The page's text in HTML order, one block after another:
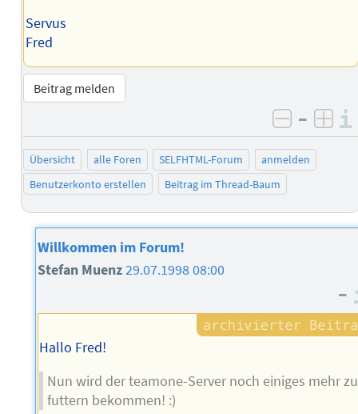
Servus
Fred
Beitrag melden
negativ
–
Übersicht alle Foren SELFHTML-Forum
anmelden
Benutzerkonto erstellen
Beitrag im Thread-Baum
Willkommen im Forum!
Stefan Muenz29.07.1998 08:00
–
Hallo Fred!
Nun wird der teamone-Server noch einiges mehr zu
futtern bekommen! :)